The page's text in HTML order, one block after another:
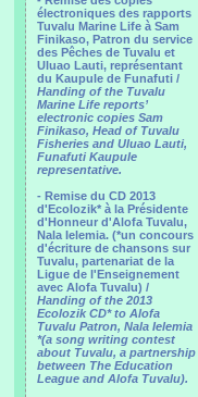
électroniques des rapports
Tuvalu Marine Life à Sam
Finikaso, Patron du service
des Pêches de Tuvalu et
Uluao Lauti, représentant
du Kaupule de Funafuti /
Handing of the Tuvalu
Marine Life reports’
electronic copies Sam
Finikaso, Head of Tuvalu
Fisheries and Uluao Lauti,
Funafuti Kaupule
representative.
- Remise du CD 2013
d'Ecolozik* à la Présidente
d'Honneur d'Alofa Tuvalu,
Nala Ielemia. (*un concours
d'écriture de chansons sur
Tuvalu, partenariat de la
Ligue de l'Enseignement
avec Alofa Tuvalu) /
Handing of the 2013
Ecolozik CD* to Alofa
Tuvalu Patron, Nala Ielemia
*(a song writing contest
about Tuvalu, a partnership
between The Education
League and Alofa Tuvalu).